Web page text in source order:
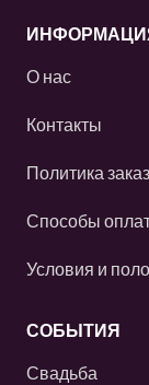
О нас
Контакты
Политика
Способы
Условия и
СОБЫТИЯ
Свадьба